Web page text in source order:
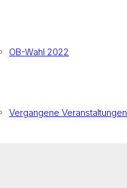
OB-Wahl 2022
Vergangene Veranstaltungen